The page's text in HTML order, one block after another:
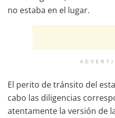
no estaba en el lugar.
El perito de tránsito del
cabo las diligencias
atentamente la versión de